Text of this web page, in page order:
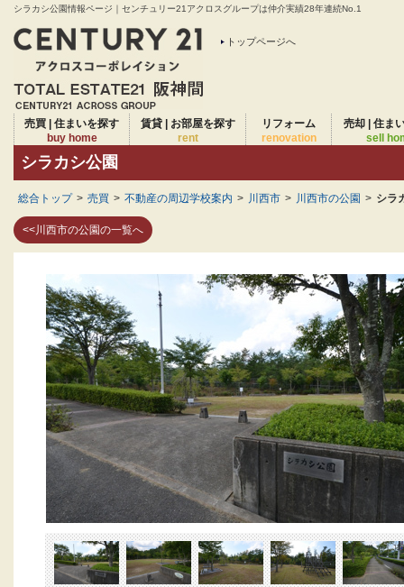
シラカシ公園情報ページ｜センチュリー21アクロスグループは仲介実績28年連続No.1
トップページへ
売買 | 住まいを探す
buy home
賃貸 | お部屋を探す
rent
リフォーム
renovation
売却 | 住ま
sell
シラカシ公園
総合トップ > 売買 > 不動産の周辺学校案内 > 川西市 > 川西市の公園 > シラ
<<川西市の公園の一覧へ